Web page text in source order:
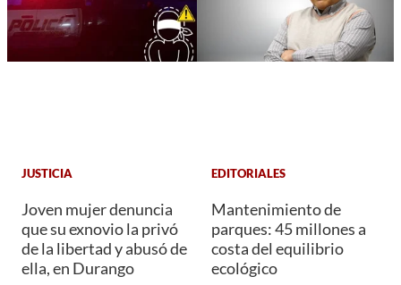
JUSTICIA
Joven mujer denuncia
que su exnovio la privó
de la libertad y abusó de
ella, en Durango
EDITORIALES
Mantenimiento de
parques: 45 millones a
costa del equilibrio
ecológico